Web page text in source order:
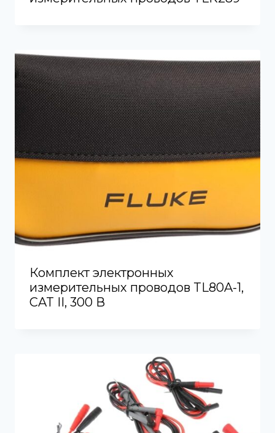
Комплект электронных
измерительных проводов TL80A-1,
CAT II, ​​300 В